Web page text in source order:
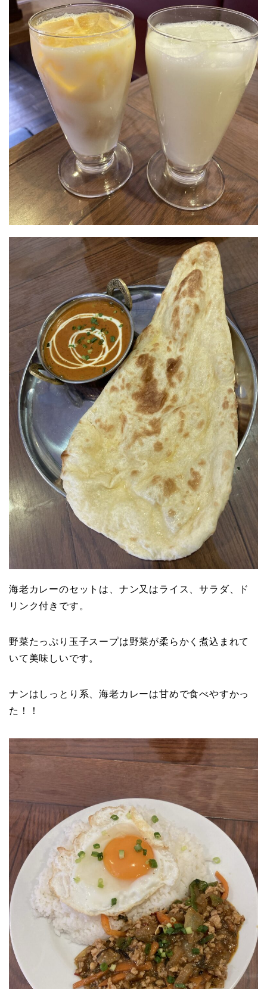
海老カレーのセットは、ナン又はライス、サラダ、ド
リンク付きです。
野菜たっぷり玉子スープは野菜が柔らかく煮込まれて
いて美味しいです。
ナンはしっとり系、海老カレーは甘めで食べやすかっ
た！！